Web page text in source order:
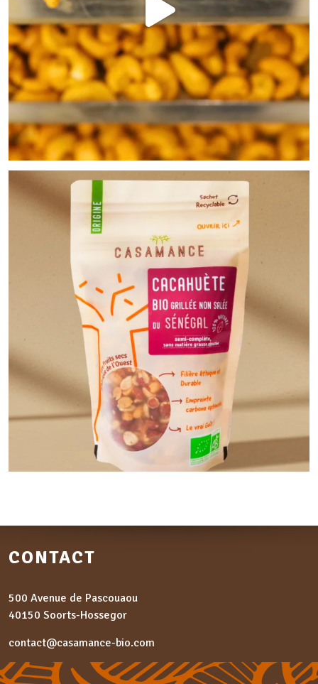
CONTACT
500 Avenue de Pascouaou
40150 Soorts-Hossegor
contact@casamance-bio.com